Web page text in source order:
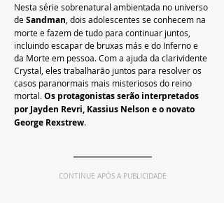
Nesta série sobrenatural ambientada no universo
de Sandman , dois adolescentes se conhecem na
morte e fazem de tudo para continuar juntos,
incluindo escapar de bruxas más e do Inferno e
da Morte em pessoa. Com a ajuda da clarividente
Crystal, eles trabalharão juntos para resolver os
casos paranormais mais misteriosos do reino
mortal. Os protagonistas serão interpretados
por Jayden Revri, Kassius Nelson e o novato
George Rexstrew.
CONTINUE APÓS A PUBLICIDADE